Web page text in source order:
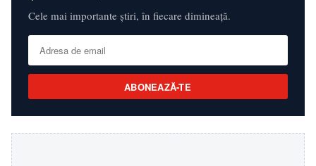
Cele mai importante știri, în fiecare dimineață.
ABONEAZĂ-TE